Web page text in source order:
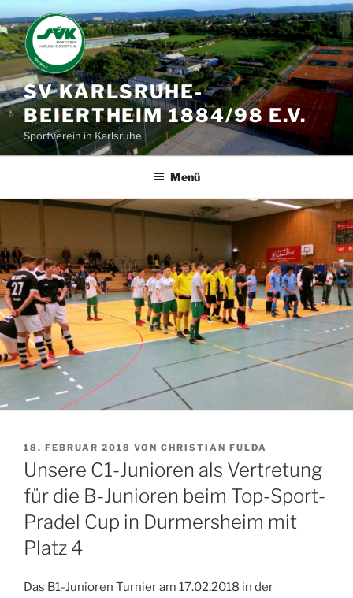
Zum
Inhalt
springen
SV KARLSRUHE-
BEIERTHEIM 1884/98 E.V.
Sportverein in Karlsruhe
Menü
VERÖFFENTLICHT
AM
18. FEBRUAR 2018 VON CHRISTIAN FULDA
Unsere C1-Junioren als Vertretung
für die B-Junioren beim Top-Sport-
Pradel Cup in Durmersheim mit
Platz 4
Das B1-Junioren Turnier am 17.02.2018 in der